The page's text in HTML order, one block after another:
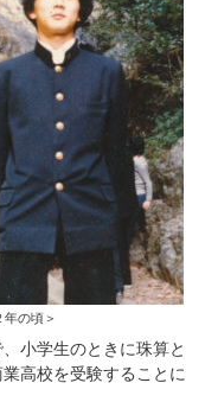
年の頃＞
小学生のときに珠算と
高校を受験することに